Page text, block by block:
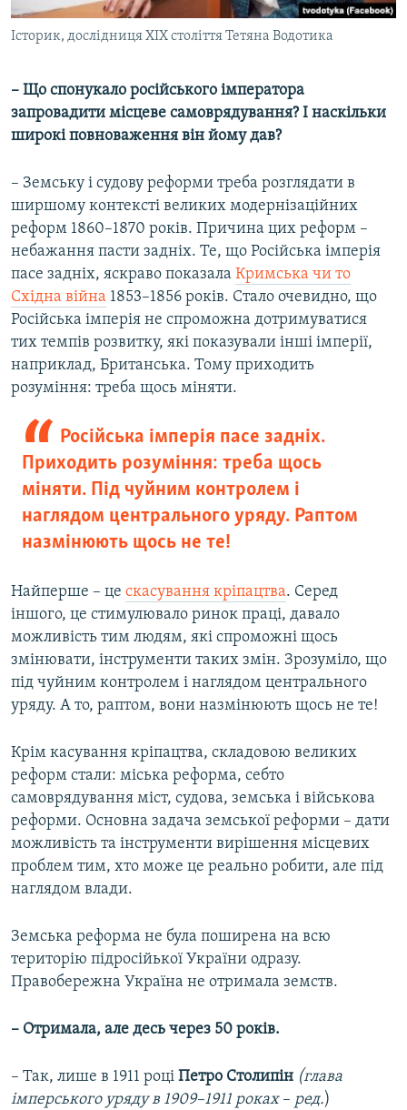
Історик, дослідниця ХІХ століття Тетяна Водотика
– Що спонукало російського імператора
запровадити місцеве самоврядування? І наскільки
широкі повноваження він йому дав?
– Земську і судову реформи треба розглядати в
ширшому контексті великих модернізаційних
реформ 1860–1870 років. Причина цих реформ –
небажання пасти задніх. Те, що Російська імперія
пасе задніх, яскраво показала Кримська чи то
Східна війна 1853–1856 років. Стало очевидно, що
Російська імперія не спроможна дотримуватися
тих темпів розвитку, які показували інші імперії,
наприклад, Британська. Тому приходить
розуміння: треба щось міняти.
Російська імперія пасе задніх.
Приходить розуміння: треба щось
міняти. Під чуйним контролем і
наглядом центрального уряду. Раптом
назмінюють щось не те!
Найперше – це скасування кріпацтва. Серед
іншого, це стимулювало ринок праці, давало
можливість тим людям, які спроможні щось
змінювати, інструменти таких змін. Зрозуміло, що
під чуйним контролем і наглядом центрального
уряду. А то, раптом, вони назмінюють щось не те!
Крім касування кріпацтва, складовою великих
реформ стали: міська реформа, себто
самоврядування міст, судова, земська і військова
реформи. Основна задача земської реформи – дати
можливість та інструменти вирішення місцевих
проблем тим, хто може це реально робити, але під
наглядом влади.
Земська реформа не була поширена на всю
територію підросійької України одразу.
Правобережна Україна не отримала земств.
– Отримала, але десь через 50 років.
– Так, лише в 1911 році Петро Столипін (глава
імперського уряду в 1909–1911 роках– ред.)